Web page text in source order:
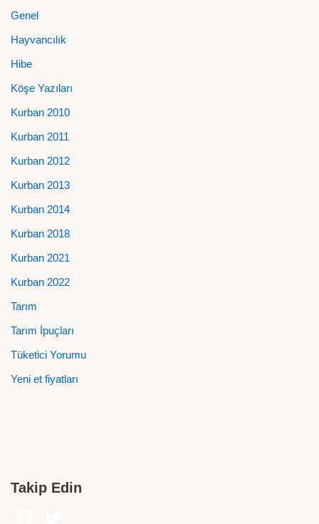
Genel
Hayvancılık
Hibe
Köşe Yazıları
Kurban 2010
Kurban 2011
Kurban 2012
Kurban 2013
Kurban 2014
Kurban 2018
Kurban 2021
Kurban 2022
Tarım
Tarım İpuçları
Tüketici Yorumu
Yeni et fiyatları
Takip Edin